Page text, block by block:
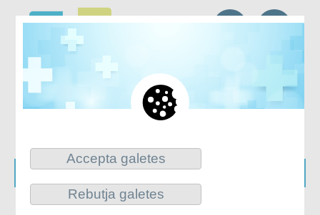
CA ES
Accepta galetes
Rebutja galetes